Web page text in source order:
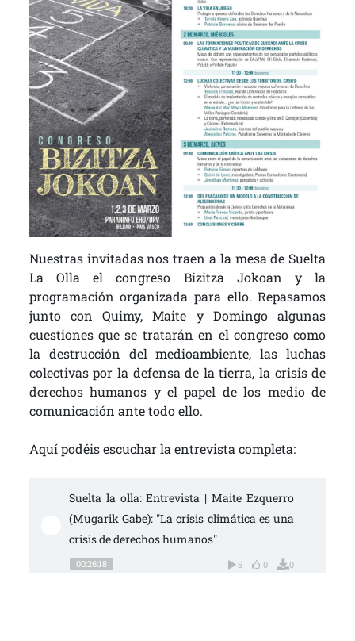
Nuestras invitadas nos traen a la mesa de Suelta
La Olla el congreso Bizitza Jokoan y la
programación organizada para ello. Repasamos
junto con Quimy, Maite y Domingo algunas
cuestiones que se tratarán en el congreso como
la destrucción del medioambiente, las luchas
colectivas por la defensa de la tierra, la crisis de
derechos humanos y el papel de los medio de
comunicación ante todo ello.
Aquí podéis escuchar la entrevista completa:
Suelta la olla: Entrevista | Maite Ezquerro
(Mugarik Gabe): "La crisis climática es una
crisis de derechos humanos"
00:26:18 5 0 0